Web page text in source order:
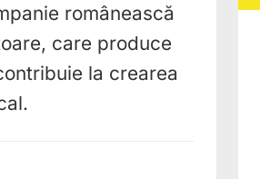
românească
care produce
la crearea